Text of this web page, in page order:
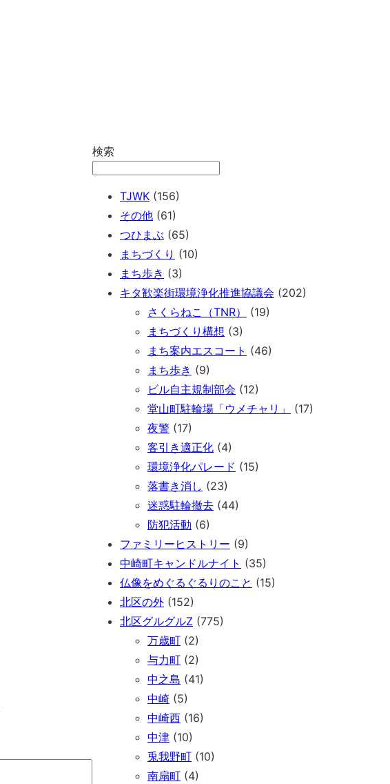
検索
TJWK (156)
その他 (61)
つひまぶ (65)
まちづくり (10)
まち歩き (3)
キタ歓楽街環境浄化推進協議会 (202)
さくらねこ（TNR）
(19)
まちづくり構想 (3)
まち案内エスコート (46)
まち歩き (9)
ビル自主規制部会 (12)
堂山町駐輪場「ウメチャリ」
(17)
夜警 (17)
客引き適正化 (4)
環境浄化パレード (15)
落書き消し (23)
迷惑駐輪撤去 (44)
防犯活動 (6)
ファミリーヒストリー (9)
中崎町キャンドルナイト (35)
仏像をめぐるぐるりのこと (15)
北区の外 (152)
北区グルグルZ (775)
万歳町 (2)
与力町 (2)
中之島 (41)
中崎 (5)
中崎西 (16)
中津 (10)
兎我野町 (10)
南扇町 (4)